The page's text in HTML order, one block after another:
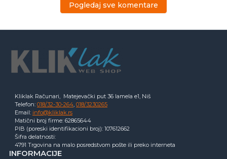
Pogledaj sve komentare
Kliklak Računari, Matejevački put 36 lamela e1, Niš
Telefon: 018/32-30-264, 018/3230265
Email: info@kliklak.rs
Matični broj firme: 62865644
PIB (poreski identifikacioni broj): 107612662
Šifra delatnosti:
4791 Trgovina na malo posredstvom pošte ili preko interneta
INFORMACIJE